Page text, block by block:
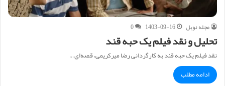
مجله نوبل 1403-09-16
0
تحلیل و نقد فیلم یک حبه قند
نقد فیلم یک حبه قند به کارگردانی رضا میرکریمی، قصه‌ای…
ادامه مطلب